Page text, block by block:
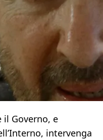
il Governo, e
intervenga